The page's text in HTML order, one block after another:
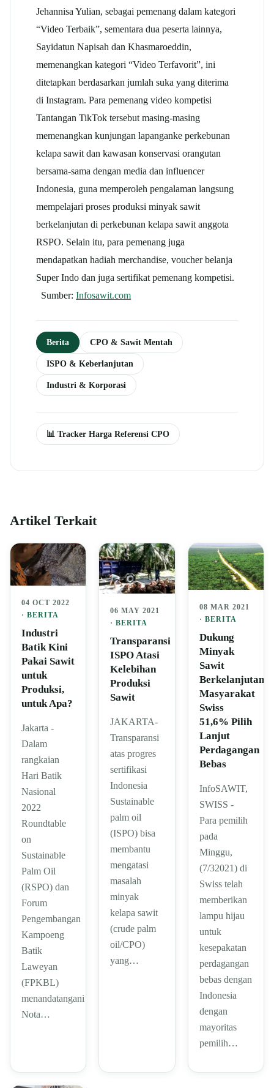
Jehannisa Yulian, sebagai pemenang dalam kategori
“Video Terbaik”, sementara dua peserta lainnya,
Sayidatun Napisah dan Khasmaroeddin,
memenangkan kategori “Video Terfavorit”, ini
ditetapkan berdasarkan jumlah suka yang diterima
di Instagram. Para pemenang video kompetisi
Tantangan TikTok tersebut masing-masing
memenangkan kunjungan lapanganke perkebunan
kelapa sawit dan kawasan konservasi orangutan
bersama-sama dengan media dan influencer
Indonesia, guna memperoleh pengalaman langsung
mempelajari proses produksi minyak sawit
berkelanjutan di perkebunan kelapa sawit anggota
RSPO. Selain itu, para pemenang juga
mendapatkan hadiah merchandise, voucher belanja
Super Indo dan juga sertifikat pemenang kompetisi.
Sumber: Infosawit.com
Berita CPO & Sawit Mentah
ISPO & Keberlanjutan
Industri & Korporasi
📊 Tracker Harga Referensi CPO
Artikel Terkait
04 OCT 2022
· BERITA
Industri
Batik Kini
Pakai Sawit
untuk
Produksi,
untuk Apa?
Jakarta -
Dalam
rangkaian
Hari Batik
Nasional
2022
Roundtable
on
Sustainable
Palm Oil
(RSPO) dan
Forum
Pengembangan
Kampoeng
Batik
Laweyan
(FPKBL)
menandatangani
Nota…
06 MAY 2021
·BERITA
Transparansi
ISPO Atasi
Kelebihan
Produksi
Sawit
JAKARTA-
Transparansi
atas progres
sertifikasi
Indonesia
Sustainable
palm oil
(ISPO) bisa
membantu
mengatasi
masalah
minyak
kelapa sawit
(crude palm
oil/CPO)
yang…
08 MAR 2021
· BERITA
Dukung
Minyak
Sawit
Berkelanjutan,
Masyarakat
Swiss
51,6% Pilih
Lanjut
Perdagangan
Bebas
InfoSAWIT,
SWISS -
Para pemilih
pada
Minggu,
(7/32021) di
Swiss telah
memberikan
lampu hijau
untuk
kesepakatan
perdagangan
bebas dengan
Indonesia
dengan
mayoritas
pemilih…